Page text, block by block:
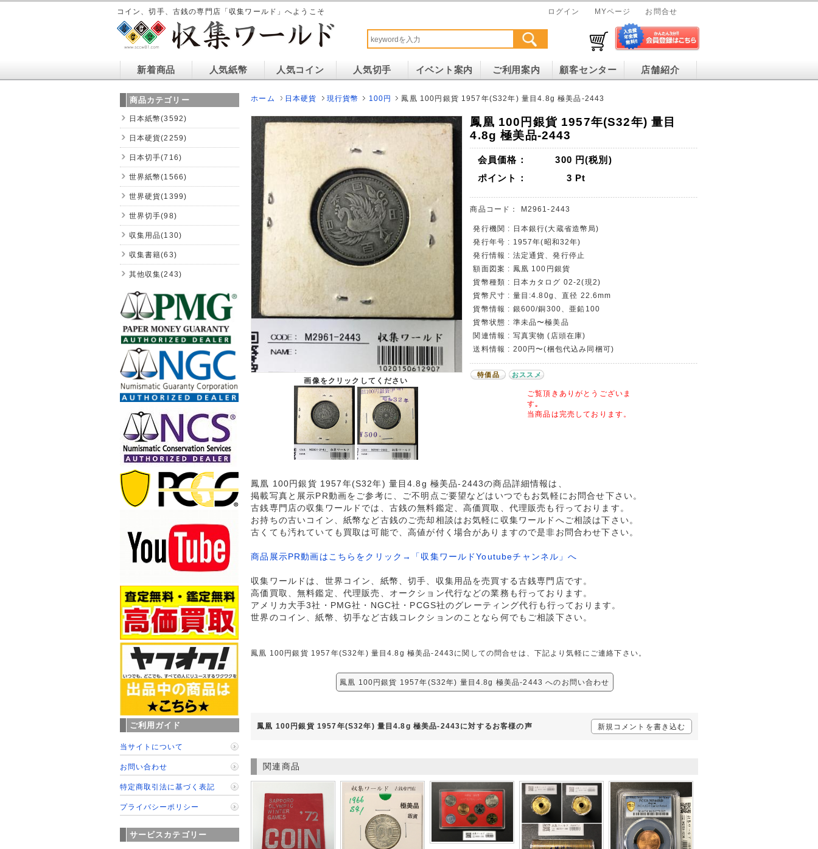
コイン、切手、古銭の専門店「収集ワールド」へようこそ ログイン MYページ お問合せ
新着商品 人気紙幣 人気コイン 人気切手 イベント案内 ご利用案内 顧客センター 店舗紹介
ホーム 日本硬貨 現行貨幣 100円 鳳凰 100円銀貨 1957年(S32年) 量目4.8g 極美品-2443
画像をクリックしてください
鳳凰 100円銀貨 1957年(S32年) 量目
4.8g 極美品-2443
会員価格： 300 円(税別)
ポイント：
3 Pt
商品コード： M2961-2443
発行機関 : 日本銀行(大蔵省造幣局)
発行年号 : 1957年(昭和32年)
発行情報 : 法定通貨、発行停止
額面図案 : 鳳凰 100円銀貨
貨幣種類 : 日本カタログ 02-2(現2)
貨幣尺寸 : 量目:4.80g、直径 22.6mm
貨幣情報 : 銀600/銅300、亜鉛100
貨幣状態 : 準未品〜極美品
関連情報 : 写真実物 (店頭在庫)
送料情報 : 200円〜(梱包代込み同梱可)
特価品 おススメ
ご覧頂きありがとうございま
す｡
当商品は完売しております。
鳳凰 100円銀貨 1957年(S32年) 量目4.8g 極美品-2443の商品詳細情報は、
掲載写真と展示PR動画をご参考に、ご不明点ご要望などはいつでもお気軽にお問合せ下さい。
古銭専門店の収集ワールドでは、古銭の無料鑑定、高価買取、代理販売も行っております。
お持ちの古いコイン、紙幣など古銭のご売却相談はお気軽に収集ワールドへご相談は下さい。
古くても汚れていても買取は可能で、高値が付く場合がありますので是非お問合わせ下さい。
商品展示PR動画はこちらをクリック→「収集ワールドYoutubeチャンネル」へ
収集ワールドは、世界コイン、紙幣、切手、収集用品を売買する古銭専門店です。
高価買取、無料鑑定、代理販売、オークション代行などの業務も行っております。
アメリカ大手3社・PMG社・NGC社・PCGS社のグレーティング代行も行っております。
世界のコイン、紙幣、切手など古銭コレクションのことなら何でもご相談下さい。
鳳凰 100円銀貨 1957年(S32年) 量目4.8g 極美品-2443に関しての問合せは、下記より気軽にご連絡下さい。
鳳凰 100円銀貨 1957年(S32年) 量目4.8g 極美品-2443 へのお問い合わせ
鳳凰 100円銀貨 1957年(S32年) 量目4.8g 極美品-2443に対するお客様の声 新規コメントを書き込む
関連商品
商品カテゴリー
日本紙幣(3592)
日本硬貨(2259)
日本切手(716)
世界紙幣(1566)
世界硬貨(1399)
世界切手(98)
収集用品(130)
収集書籍(63)
其他収集(243)
ご利用ガイド
当サイトについて
お問い合わせ
特定商取引法に基づく表記
プライバシーポリシー
サービスカテゴリー